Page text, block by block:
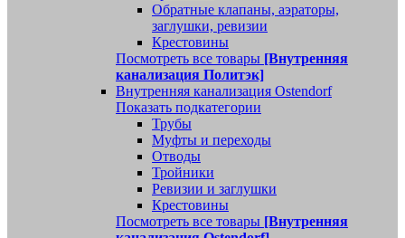
Обратные клапаны, аэраторы,
заглушки, ревизии
Крестовины
Посмотреть все товары [Внутренняя
канализация Политэк]
Внутренняя канализация Ostendorf
Показать подкатегории
Трубы
Муфты и переходы
Отводы
Тройники
Ревизии и заглушки
Крестовины
Посмотреть все товары [Внутренняя